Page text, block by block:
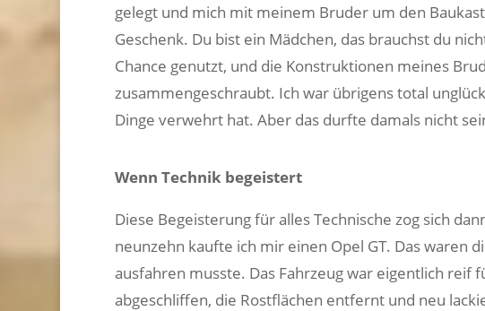
gelegt und mich mit meinem Bruder um den
Geschenk. Du bist ein Mädchen, das brauchst du
Chance genutzt, und die Konstruktionen meines
zusammengeschraubt. Ich war übrigens total
Dinge verwehrt hat. Aber das durfte damals nicht
Wenn Technik begeistert
Diese Begeisterung für alles Technische zog sich
neunzehn kaufte ich mir einen Opel GT. Das waren
ausfahren musste. Das Fahrzeug war eigentlich reif
abgeschliffen, die Rostflächen entfernt und neu